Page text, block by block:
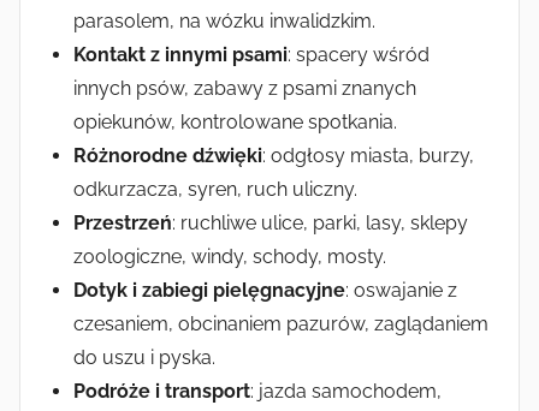
parasolem, na wózku inwalidzkim.
Kontakt z innymi psami: spacery wśród
innych psów, zabawy z psami znanych
opiekunów, kontrolowane spotkania.
Różnorodne dźwięki: odgłosy miasta, burzy,
odkurzacza, syren, ruch uliczny.
Przestrzeń: ruchliwe ulice, parki, lasy, sklepy
zoologiczne, windy, schody, mosty.
Dotyk i zabiegi pielęgnacyjne: oswajanie z
czesaniem, obcinaniem pazurów, zaglądaniem
do uszu i pyska.
Podróże i transport: jazda samochodem,